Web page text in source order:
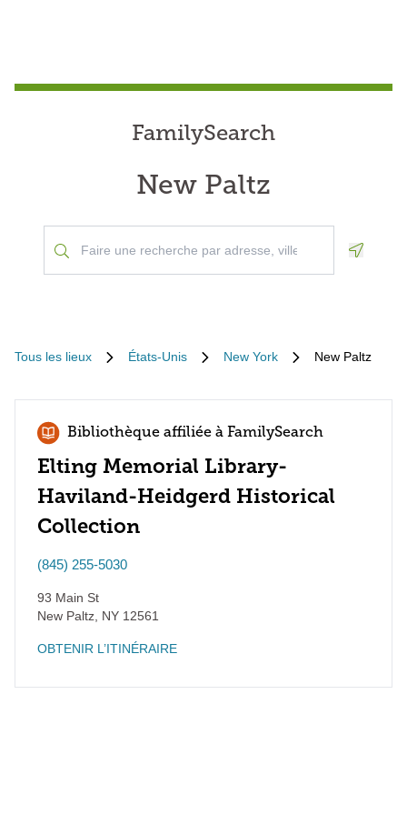
FamilySearch
New Paltz
Tous les lieux États-Unis New York New Paltz
Bibliothèque affiliée à FamilySearch
Elting Memorial Library-
Haviland-Heidgerd Historical
Collection
(845) 255-5030
93 Main St
New Paltz NY 12561
OBTENIR L’ITINÉRAIRE